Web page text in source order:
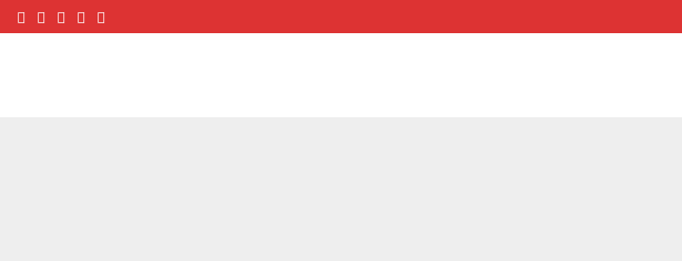
Facebook
Twitter